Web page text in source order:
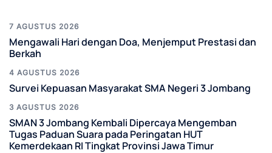
7 AGUSTUS 2026
Mengawali Hari dengan Doa, Menjemput Prestasi dan
Berkah
4 AGUSTUS 2026
Survei Kepuasan Masyarakat SMA Negeri 3 Jombang
3 AGUSTUS 2026
SMAN 3 Jombang Kembali Dipercaya Mengemban
Tugas Paduan Suara pada Peringatan HUT
Kemerdekaan RI Tingkat Provinsi Jawa Timur